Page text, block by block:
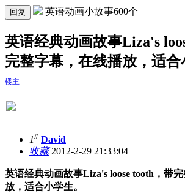
回复 英语动画小故事600个
英语经典动画故事Liza's
完整字幕，在线播放，适合
楼主
1# David
收藏2012-2-29 21:33:04
英语经典动画故事Liza's loose tooth ，带
放，适合小学生。